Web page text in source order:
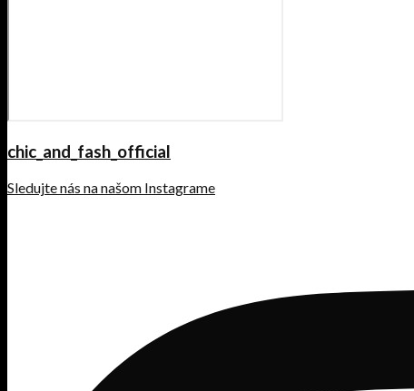
chic_and_fash_official
Sledujte nás na našom Instagrame